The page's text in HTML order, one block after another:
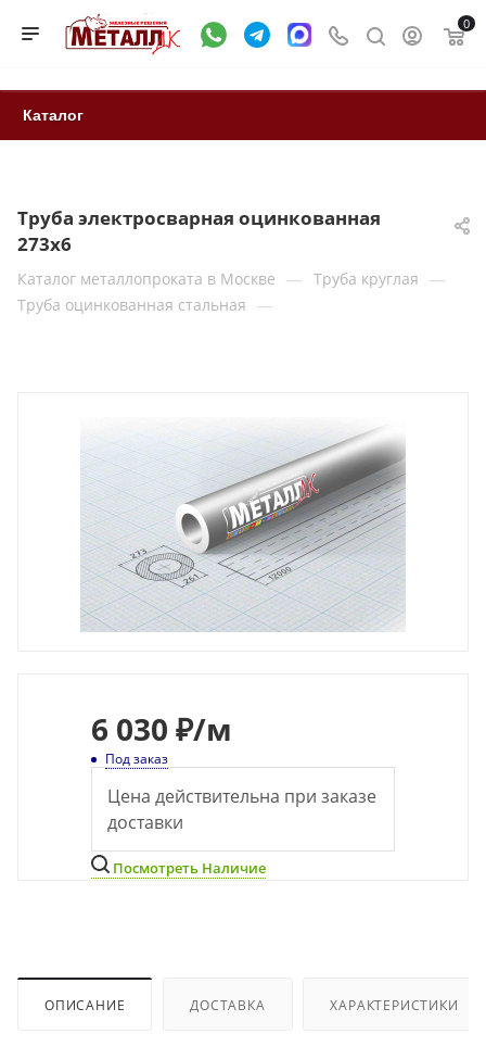
0
Каталог
Труба электросварная оцинкованная
273х6
Каталог металлопроката в Москве — Труба круглая —
Труба оцинкованная стальная —
6 030 ₽/м
Под заказ
Цена действительна при заказе
доставки
Посмотреть Наличие
ОПИСАНИЕ ДОСТАВКА ХАРАКТЕРИСТИКИ